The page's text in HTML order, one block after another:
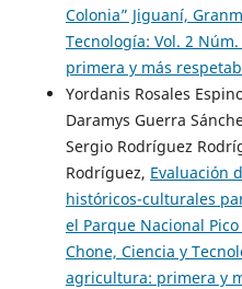
Colonia” Jiguaní,
Tecnología: Vol. 2
primera y más
Yordanis Rosales
Daramys Guerra
Sergio Rodríguez
Rodríguez, Evaluación
históricos-culturales
el Parque Nacional
Chone, Ciencia y
agricultura: primera y